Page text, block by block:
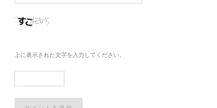
上に表示された文字を入力してください。